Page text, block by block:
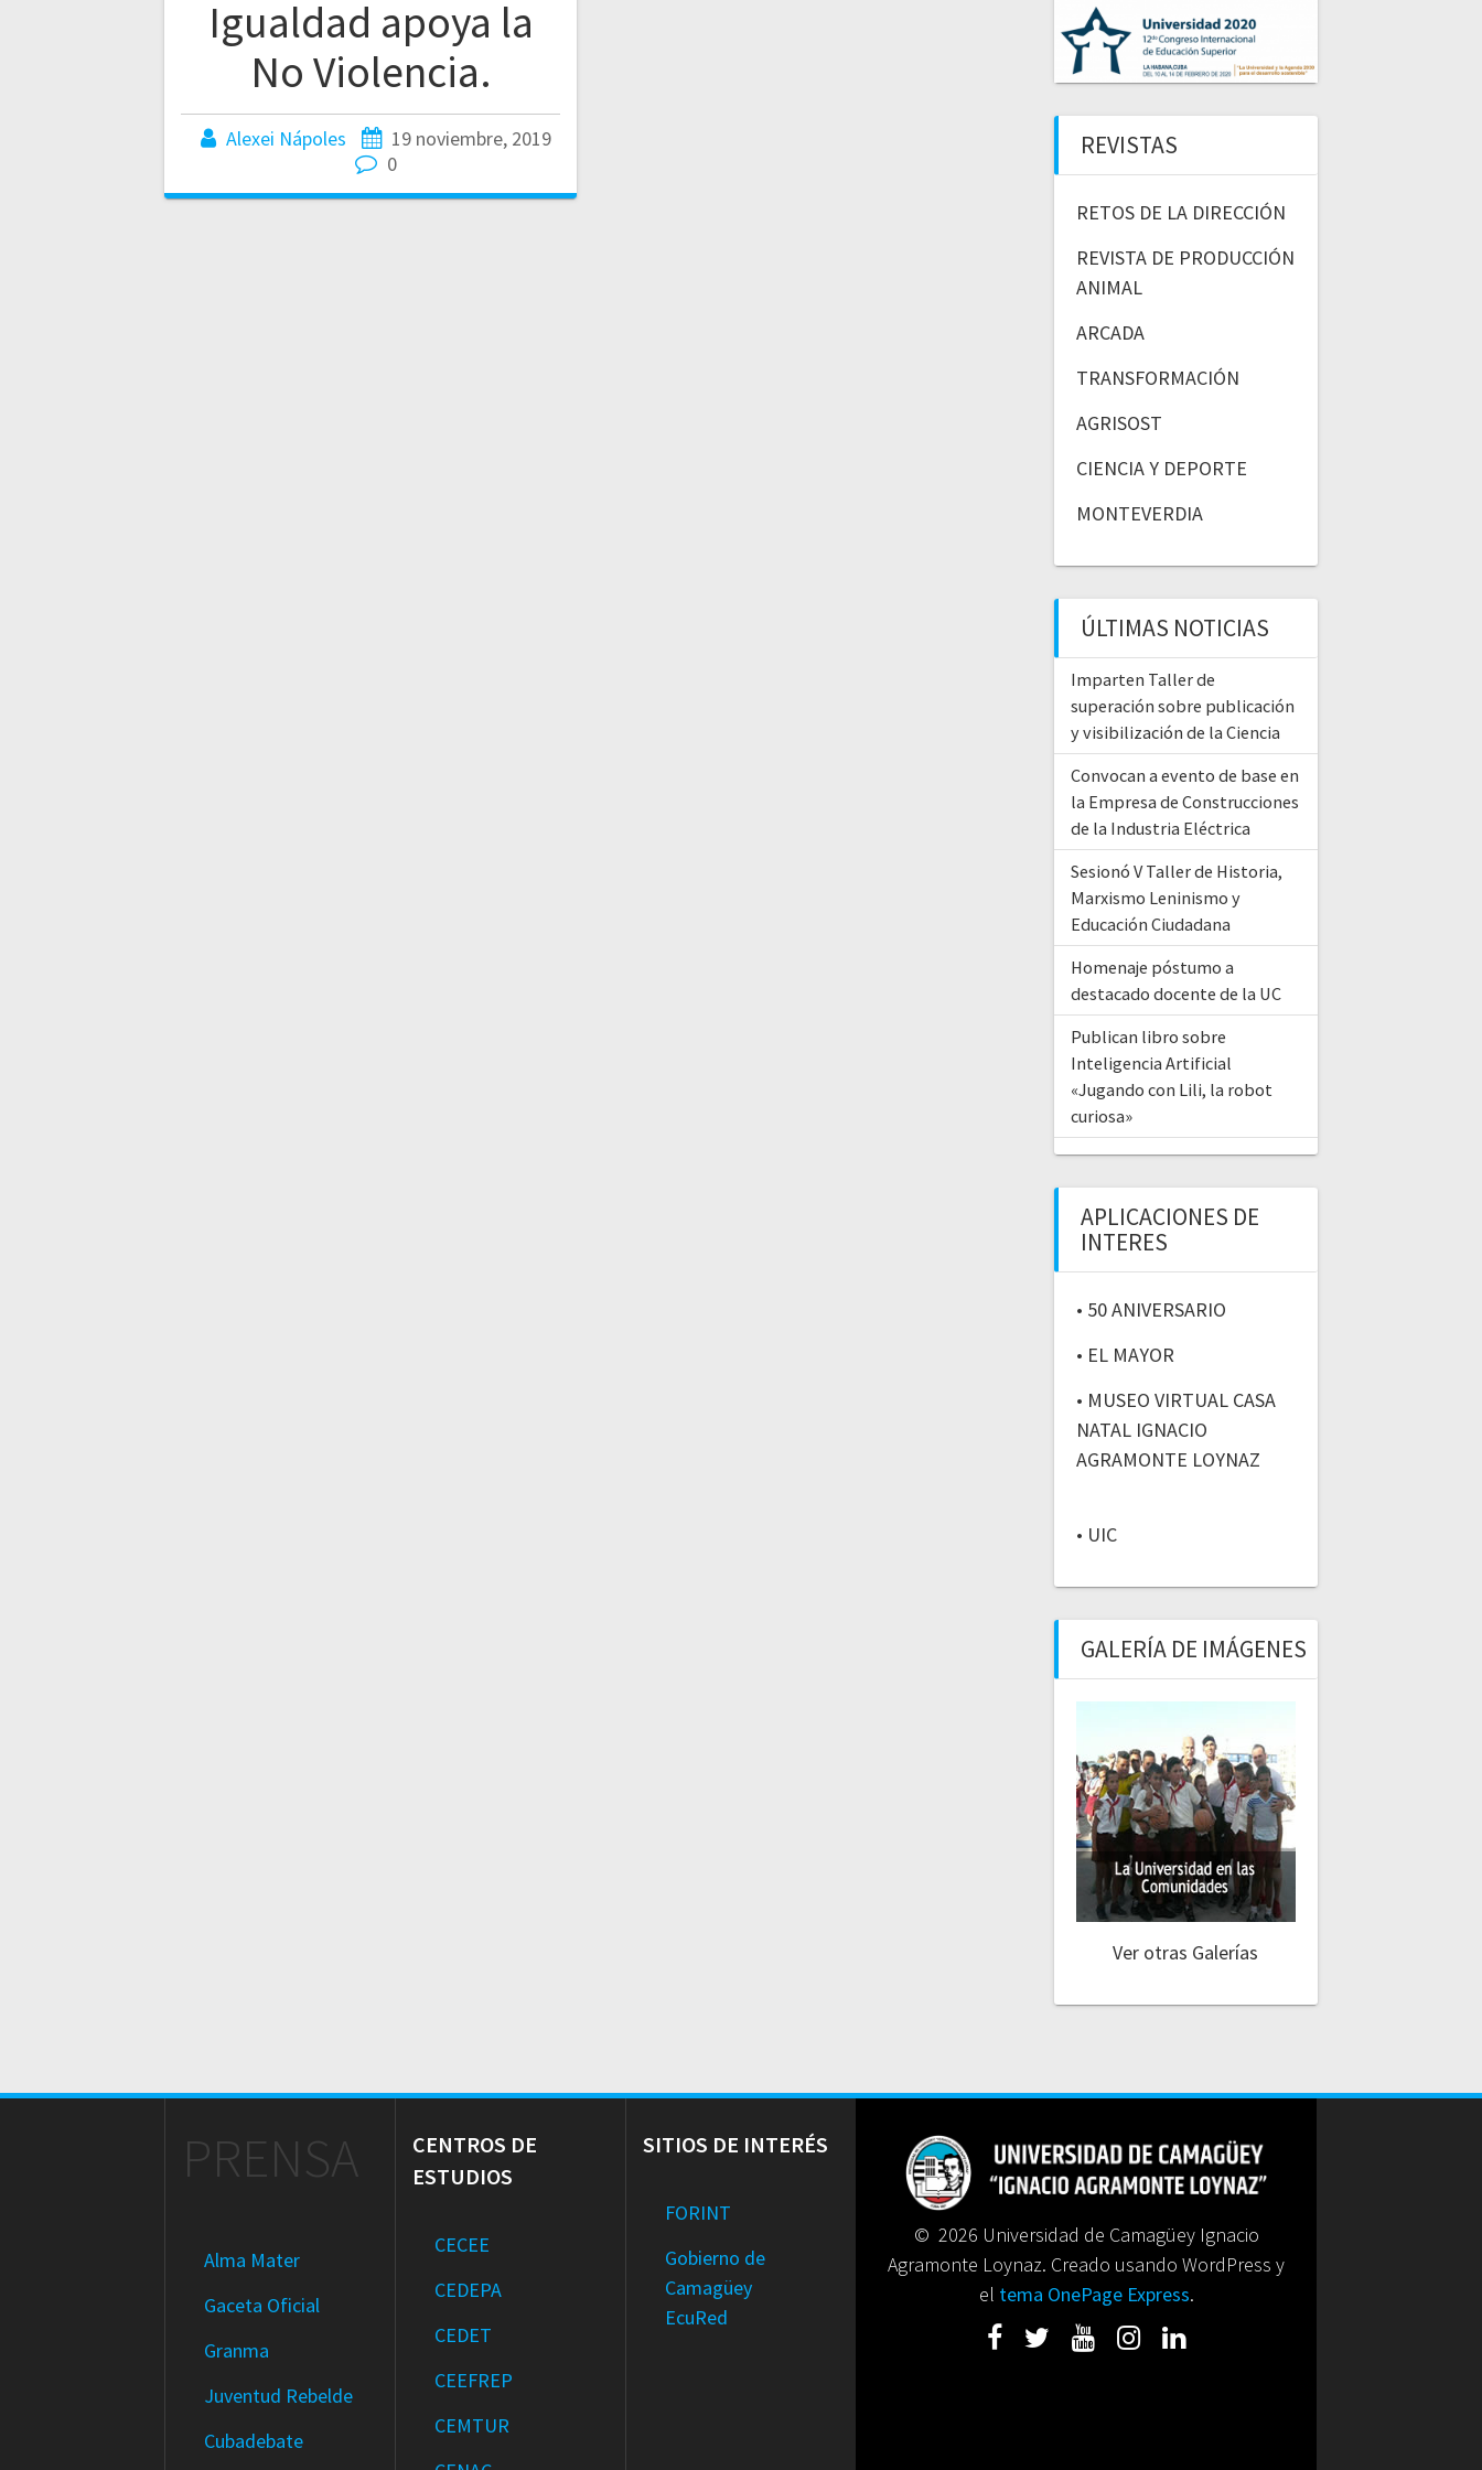
Igualdad apoya la
No Violencia.
Alexei Nápoles
19 noviembre, 2019
0
REVISTAS
RETOS DE LA DIRECCIÓN
REVISTA DE PRODUCCIÓN
ANIMAL
ARCADA
TRANSFORMACIÓN
AGRISOST
CIENCIA Y DEPORTE
MONTEVERDIA
ÚLTIMAS NOTICIAS
Imparten Taller de
superación sobre publicación
y visibilización de la Ciencia
Convocan a evento de base en
la Empresa de Construcciones
de la Industria Eléctrica
Sesionó V Taller de Historia,
Marxismo Leninismo y
Educación Ciudadana
Homenaje póstumo a
destacado docente de la UC
Publican libro sobre
Inteligencia Artificial
«Jugando con Lili, la robot
curiosa»
APLICACIONES DE
INTERES
• 50 ANIVERSARIO
• EL MAYOR
• MUSEO VIRTUAL CASA
NATAL IGNACIO
AGRAMONTE LOYNAZ
• UIC
GALERÍA DE IMÁGENES
Ver otras Galerías
PRENSA
Alma Mater
Gaceta Oficial
Granma
Juventud Rebelde
Cubadebate
CENTROS DE
ESTUDIOS
CECEE
CEDEPA
CEDET
CEEFREP
CEMTUR
SITIOS DE INTERÉS
FORINT
Gobierno de
Camagüey
EcuRed
© 2026 Universidad de Camagüey Ignacio
Agramonte Loynaz. Creado usando WordPress y
el tema OnePage Express.